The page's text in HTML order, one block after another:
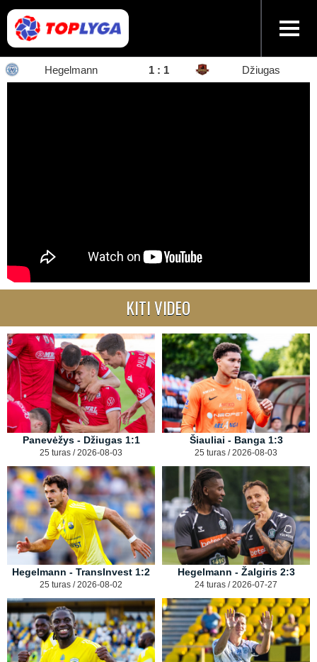
Hegelmann 1 : 1 Džiugas
KITI VIDEO
Panevėžys - Džiugas 1:1
25 turas / 2026-08-03
Šiauliai - Banga 1:3
25 turas / 2026-08-03
Hegelmann - TransInvest 1:2
25 turas / 2026-08-02
Hegelmann - Žalgiris 2:3
24 turas / 2026-07-27